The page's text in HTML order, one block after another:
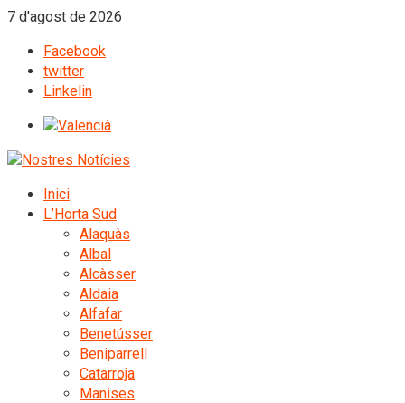
7 d'agost de 2026
Facebook
twitter
Linkelin
Inici
L’Horta Sud
Alaquàs
Albal
Alcàsser
Aldaia
Alfafar
Benetússer
Beniparrell
Catarroja
Manises